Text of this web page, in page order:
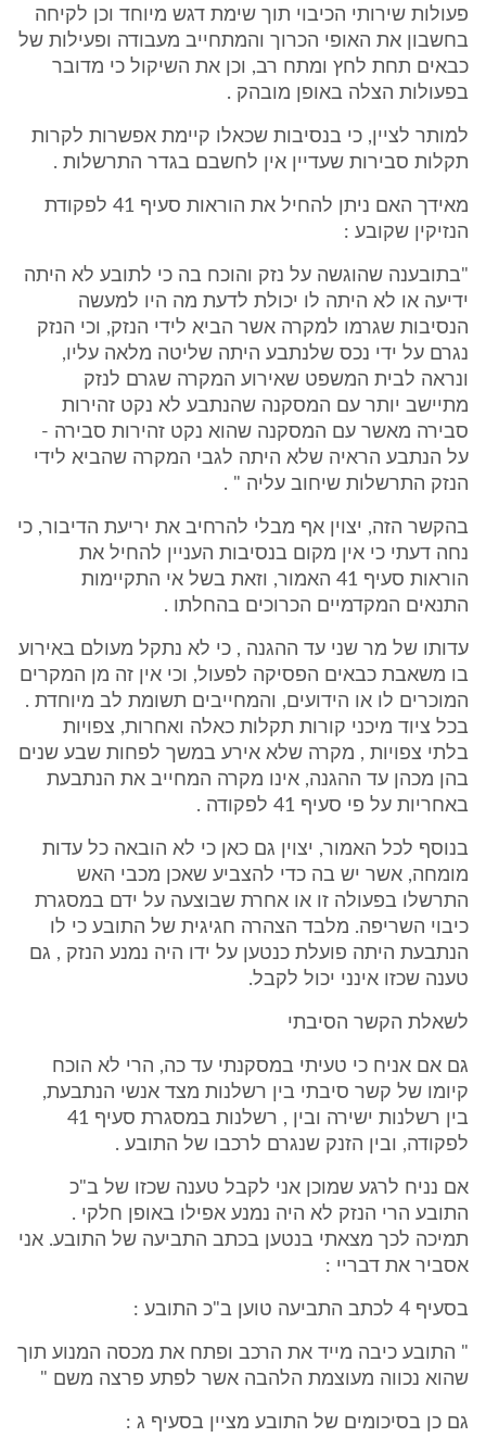
פעולות שירותי הכיבוי תוך שימת דגש מיוחד וכן לקיחה
בחשבון את האופי הכרוך והמתחייב מעבודה ופעילות של
כבאים תחת לחץ ומתח רב, וכן את השיקול כי מדובר
בפעולות הצלה באופן מובהק .
למותר לציין, כי בנסיבות שכאלו קיימת אפשרות לקרות
תקלות סבירות שעדיין אין לחשבם בגדר התרשלות .
מאידך האם ניתן להחיל את הוראות סעיף 41 לפקודת
הנזיקין שקובע :
"בתובענה שהוגשה על נזק והוכח בה כי לתובע לא היתה
ידיעה או לא היתה לו יכולת לדעת מה היו למעשה
הנסיבות שגרמו למקרה אשר הביא לידי הנזק, וכי הנזק
נגרם על ידי נכס שלנתבע היתה שליטה מלאה עליו,
ונראה לבית המשפט שאירוע המקרה שגרם לנזק
מתיישב יותר עם המסקנה שהנתבע לא נקט זהירות
סבירה מאשר עם המסקנה שהוא נקט זהירות סבירה -
על הנתבע הראיה שלא היתה לגבי המקרה שהביא לידי
הנזק התרשלות שיחוב עליה " .
בהקשר הזה, יצוין אף מבלי להרחיב את יריעת הדיבור, כי
נחה דעתי כי אין מקום בנסיבות העניין להחיל את
הוראות סעיף 41 האמור, וזאת בשל אי התקיימות
התנאים המקדמיים הכרוכים בהחלתו .
עדותו של מר שני עד ההגנה , כי לא נתקל מעולם באירוע
בו משאבת כבאים הפסיקה לפעול, וכי אין זה מן המקרים
המוכרים לו או הידועים, והמחייבים תשומת לב מיוחדת .
בכל ציוד מיכני קורות תקלות כאלה ואחרות, צפויות
בלתי צפויות , מקרה שלא אירע במשך לפחות שבע שנים
בהן מכהן עד ההגנה, אינו מקרה המחייב את הנתבעת
באחריות על פי סעיף 41 לפקודה .
בנוסף לכל האמור, יצוין גם כאן כי לא הובאה כל עדות
מומחה, אשר יש בה כדי להצביע שאכן מכבי האש
התרשלו בפעולה זו או אחרת שבוצעה על ידם במסגרת
כיבוי השריפה. מלבד הצהרה חגיגית של התובע כי לו
הנתבעת היתה פועלת כנטען על ידו היה נמנע הנזק , גם
טענה שכזו אינני יכול לקבל.
לשאלת הקשר הסיבתי
גם אם אניח כי טעיתי במסקנתי עד כה, הרי לא הוכח
קיומו של קשר סיבתי בין רשלנות מצד אנשי הנתבעת,
בין רשלנות ישירה ובין , רשלנות במסגרת סעיף 41
לפקודה, ובין הזנק שנגרם לרכבו של התובע .
אם נניח לרגע שמוכן אני לקבל טענה שכזו של ב"כ
התובע הרי הנזק לא היה נמנע אפילו באופן חלקי .
תמיכה לכך מצאתי בנטען בכתב התביעה של התובע. אני
אסביר את דבריי :
בסעיף 4 לכתב התביעה טוען ב"כ התובע :
" התובע כיבה מייד את הרכב ופתח את מכסה המנוע תוך
שהוא נכווה מעוצמת הלהבה אשר לפתע פרצה משם "
גם כן בסיכומים של התובע מציין בסעיף ג :